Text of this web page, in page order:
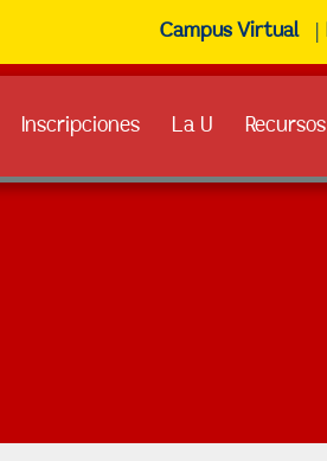
Campus Virtual
Inscripciones La U Recursos